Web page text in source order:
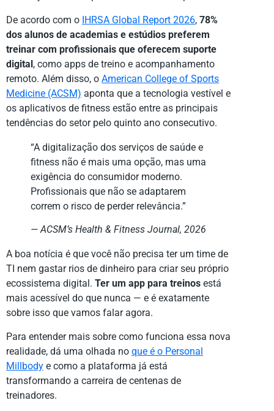
De acordo com o IHRSA Global Report 2026, 78%
dos alunos de academias e estúdios preferem
treinar com profissionais que oferecem suporte
digital, como apps de treino e acompanhamento
remoto. Além disso, o American College of Sports
Medicine (ACSM) aponta que a tecnologia vestível e
os aplicativos de fitness estão entre as principais
tendências do setor pelo quinto ano consecutivo.
“A digitalização dos serviços de saúde e
fitness não é mais uma opção, mas uma
exigência do consumidor moderno.
Profissionais que não se adaptarem
correm o risco de perder relevância.”
— ACSM’s Health & Fitness Journal, 2026
A boa notícia é que você não precisa ter um time de
TI nem gastar rios de dinheiro para criar seu próprio
ecossistema digital. Ter um app para treinos está
mais acessível do que nunca — e é exatamente
sobre isso que vamos falar agora.
Para entender mais sobre como funciona essa nova
realidade, dá uma olhada no que é o Personal
Millbody e como a plataforma já está
transformando a carreira de centenas de
treinadores.